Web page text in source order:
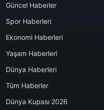
Güncel Haberler
Spor Haberleri
Ekonomi Haberleri
Yaşam Haberleri
Dünya Haberleri
Tüm Haberler
Dünya Kupası 2026